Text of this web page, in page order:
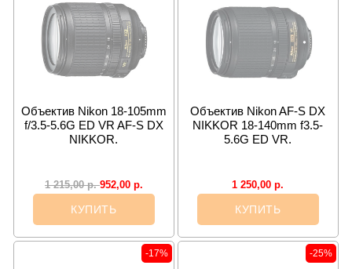
Объектив Nikon 18-105mm
f/3.5-5.6G ED VR AF-S DX
NIKKOR.
1 215,00р. 952,00 р.
КУПИТЬ
Объектив Nikon AF-S DX
NIKKOR 18-140mm f3.5-
5.6G ED VR.
1 250,00р.
КУПИТЬ
-17% -25%